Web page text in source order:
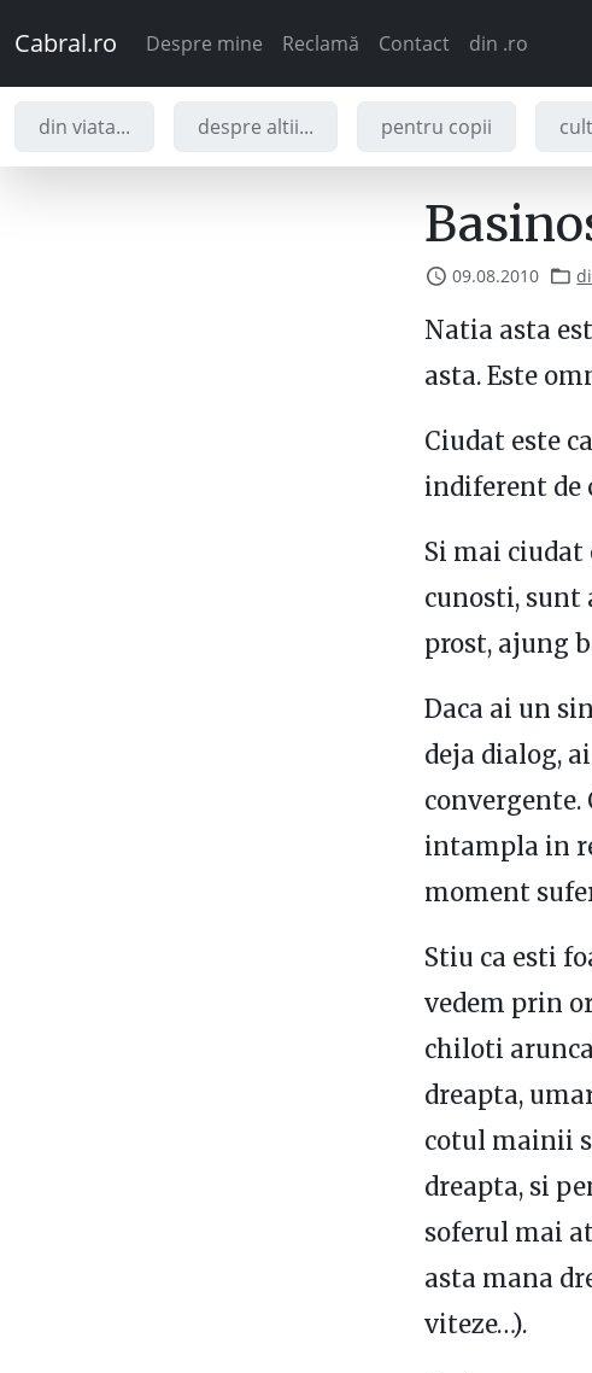
Cabral.ro Despre mine Reclamă Contact din .ro
din viata... despre altii... pentru copii
09.08.2010
Natia asta
asta. Este
Ciudat este
indiferent de
Si mai ciudat
cunosti, sunt
prost, ajung
Daca ai un
deja dialog,
convergente.
intampla in
moment
Stiu ca esti
vedem prin
chiloti
dreapta,
cotul mainii
dreapta, si
soferul mai
asta mana
viteze…).